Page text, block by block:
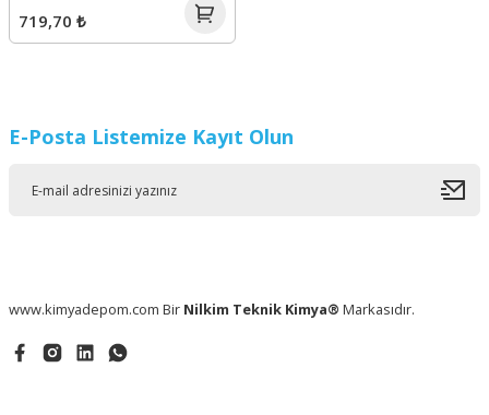
719,70 ₺
E-Posta Listemize Kayıt Olun
www.kimyadepom.com Bir Nilkim Teknik Kimya® Markasıdır.